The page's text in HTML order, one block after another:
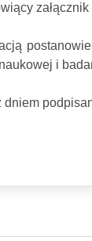
i
dniem